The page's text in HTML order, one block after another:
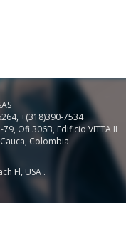
+(318)390-7534
Ofi 306B, Edificio VITTA II
Colombia
Fl, USA .